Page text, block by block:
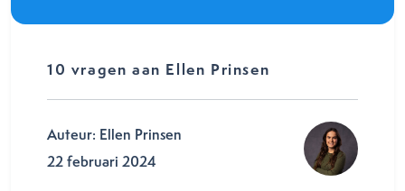
10 vragen aan Ellen Prinsen
Auteur: Ellen Prinsen
22 februari 2024